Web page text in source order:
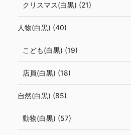
クリスマス(白黒) (21)
人物(白黒) (40)
こども(白黒) (19)
店員(白黒) (18)
自然(白黒) (85)
動物(白黒) (57)